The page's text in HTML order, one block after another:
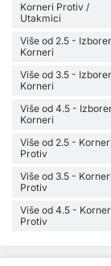
Korneri Protiv /
Utakmici
Više od 2.5 -
Korneri
Više od 3.5 -
Korneri
Više od 4.5 -
Korneri
Više od 2.5 - Korneri
Protiv
Više od 3.5 - Korneri
Protiv
Više od 4.5 -
Protiv